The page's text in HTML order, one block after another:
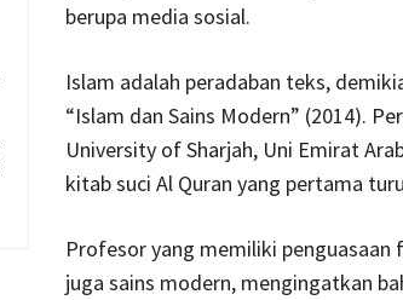
berupa media sosial.
Islam adalah peradaban teks,
“Islam dan Sains Modern” (2014).
University of Sharjah, Uni Emirat
kitab suci Al Quran yang pertama
Profesor yang memiliki penguasaan
juga sains modern, mengingatkan